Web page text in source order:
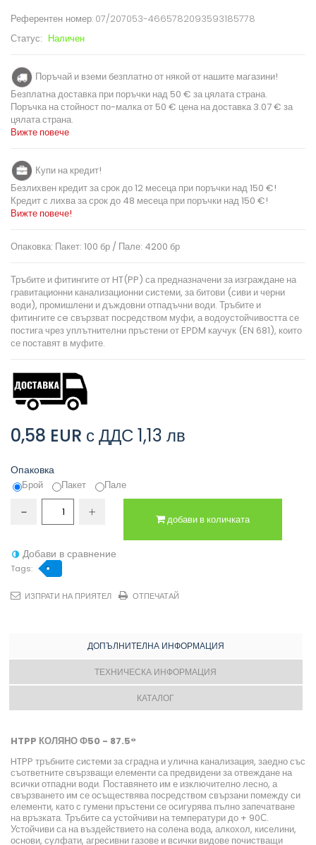
Референтен номер: 07/207053-4665782093593185778
Статус: Наличен
Поръчай и вземи безплатно от някой от нашите магазини!
Безплатна доставка при поръчки над 50 € за цялата страна.
Поръчка на стойност по-малка от 50 € цена на доставка 3.07 € за
цялата страна.
Вижте повече
Купи на кредит!
Безлихвен кредит за срок до 12 месеца при поръчки над 150 €!
Кредит с лихва за срок до 48 месеца при поръчки над 150 €!
Вижте повече!
Опаковка: Пакет: 100 бр / Пале: 4200 бр
Тръбите и фитингите от HT(PP) са предназначени за изграждане на
гравитационни канализационни системи, за битови (сиви и черни
води), промишлени и дъждовни отпадъчни води. Тръбите и
фитингите сe свързват посредством муфи, а водоустойчивостта се
постига чрез уплътнителни пръстени от EPDM каучук (EN 681), които
се поставят в муфите.
0,58 EUR с ДДС 1,13 лв
Опаковка
Брой Пакет Пале
добави в количката
Добави в сравнение
Tags:
ИЗПРАТИ НА ПРИЯТЕЛ ОТПЕЧАТАЙ
ДОПЪЛНИТЕЛНА ИНФОРМАЦИЯ
ТЕХНИЧЕСКА ИНФОРМАЦИЯ
КАТАЛОГ
HTPP КОЛЯНО Ф50 - 87.5°
HTPP тръбните системи за сградна и улична канализация, заедно със
съответните свързващи елементи са предвидени за отвеждане на
всички отпадни води. Поставянето им е изключително лесно, а
свързването им се осъществява посредством свързани помежду си
елементи, като с гумени пръстени се осигурява пълно запечатване
на връзката. Тръбите са устойчиви на температури до + 90С.
Устойчиви са на въздействието на солена вода, алкохол, киселини,
основи, сулфати, агресивни газове и всички видове почистващи